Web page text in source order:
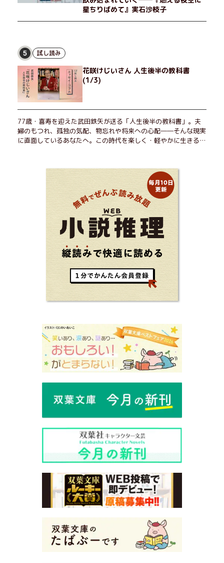
星ちりばめて』実石沙枝子
5 試し読み
花咲けじいさん 人生後半の教科書
(1/3)
77歳・喜寿を迎えた武田鉄矢が送る「人生後半の教科書」。夫
婦のもつれ、孤独の気配、物忘れや将来への心配――そんな現実
に直面しているあなたへ。この時代を楽しく・軽やかに生きるヒ
ら！ 読むだけで前向きになれる一冊。